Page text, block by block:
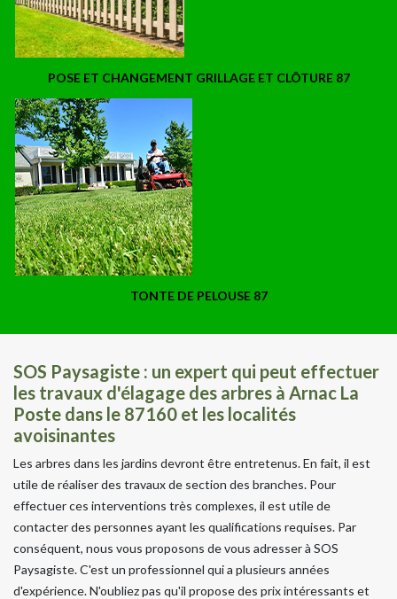
POSE ET CHANGEMENT GRILLAGE ET CLÔTURE 87
TONTE DE PELOUSE 87
SOS Paysagiste : un expert qui peut effectuer
les travaux d'élagage des arbres à Arnac La
Poste dans le 87160 et les localités
avoisinantes
Les arbres dans les jardins devront être entretenus. En fait, il est
utile de réaliser des travaux de section des branches. Pour
effectuer ces interventions très complexes, il est utile de
contacter des personnes ayant les qualifications requises. Par
conséquent, nous vous proposons de vous adresser à SOS
Paysagiste. C'est un professionnel qui a plusieurs années
d'expérience. N'oubliez pas qu'il propose des prix intéressants et